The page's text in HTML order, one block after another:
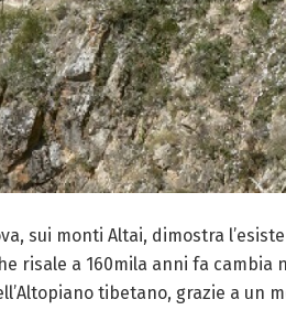
sui monti Altai, dimostra
risale a 160mila anni fa
tibetano, grazie a